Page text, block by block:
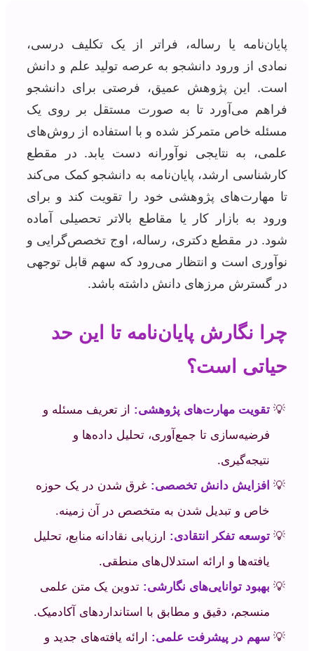
پایان‌نامه یا رساله، فراتر از یک تکلیف درسی،
نمادی از ورود دانشجو به عرصه تولید علم و دانش
است. این پژوهش عمیق، فرصتی برای دانشجو
فراهم می‌آورد تا به صورت مستقل بر روی یک
مسئله خاص متمرکز شده و با استفاده از روش‌های
علمی، به نتایجی نوآورانه دست یابد. در مقطع
کارشناسی ارشد، پایان‌نامه به دانشجو کمک می‌کند
تا مهارت‌های پژوهشی خود را تقویت کند و برای
ورود به بازار کار یا مقاطع بالاتر تحصیلی آماده
شود. در مقطع دکتری، رساله، اوج تخصص‌گرایی و
نوآوری است و انتظار می‌رود که سهم قابل توجهی
در گسترش مرزهای دانش داشته باشد.
چرا نگارش پایان‌نامه تا این حد
حیاتی است؟
تقویت مهارت‌های پژوهشی: از تعریف مسئله و
فرضیه‌سازی تا جمع‌آوری، تحلیل داده‌ها و
نتیجه‌گیری.
افزایش دانش تخصصی: غرق شدن در یک حوزه
خاص و تبدیل شدن به متخصص در آن زمینه.
توسعه تفکر انتقادی: ارزیابی نقادانه منابع، تحلیل
یافته‌ها و ارائه استدلال‌های منطقی.
بهبود توانایی‌های نگارشی: تدوین یک متن علمی
منسجم، دقیق و مطابق با استانداردهای آکادمیک.
سهم در پیشرفت علمی: ارائه یافته‌های جدید و